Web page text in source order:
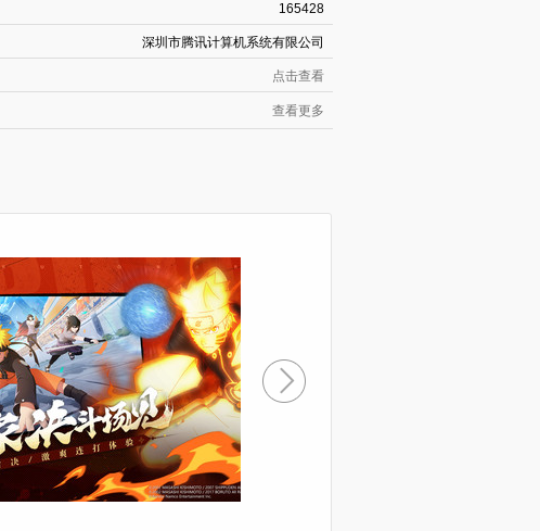
165428
深圳市腾讯计算机系统有限公司
点击查看
查看更多